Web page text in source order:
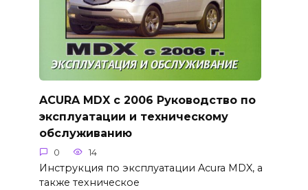
ACURA MDX с 2006 Руководство по
эксплуатации и техническому
обслуживанию
0 14
Инструкция по эксплуатации Acura MDX, а
также техническое